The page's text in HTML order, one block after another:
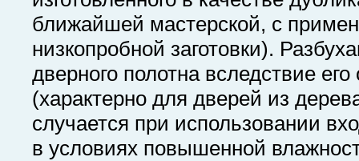
ближайшей мастерской, с
низкопробной заготовки).
дверного полотна вследствие
(характерно для дверей из
случается при использовании
в условиях повышенной